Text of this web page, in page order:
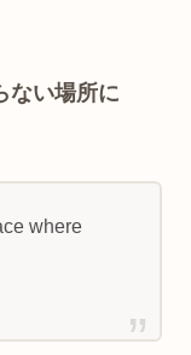
ない場所に
where